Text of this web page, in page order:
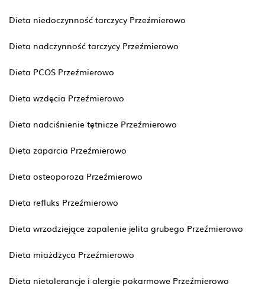
Dieta niedoczynność tarczycy Przeźmierowo
Dieta nadczynność tarczycy Przeźmierowo
Dieta PCOS Przeźmierowo
Dieta wzdęcia Przeźmierowo
Dieta nadciśnienie tętnicze Przeźmierowo
Dieta zaparcia Przeźmierowo
Dieta osteoporoza Przeźmierowo
Dieta refluks Przeźmierowo
Dieta wrzodziejące zapalenie jelita grubego Przeźmierowo
Dieta miażdżyca Przeźmierowo
Dieta nietolerancje i alergie pokarmowe Przeźmierowo